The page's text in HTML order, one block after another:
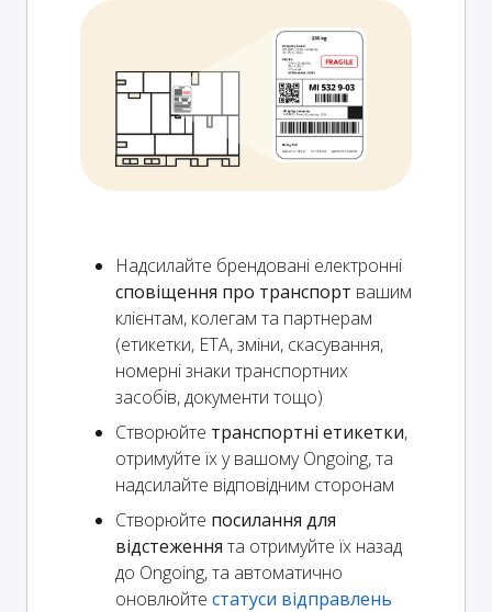
Надсилайте брендовані електронні
сповіщення про транспорт вашим
клієнтам, колегам та партнерам
(етикетки, ETA, зміни, скасування,
номерні знаки транспортних
засобів, документи тощо)
Створюйте транспортні етикетки,
отримуйте їх у вашому Ongoing, та
надсилайте відповідним сторонам
Створюйте посилання для
відстеження та отримуйте їх назад
до Ongoing, та автоматично
оновлюйте статуси відправлень